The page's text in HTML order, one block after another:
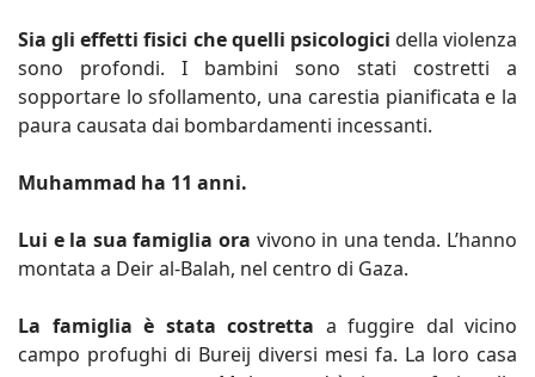
Sia gli effetti fisici che quelli psicologici della violenza
sono profondi. I bambini sono stati costretti a
sopportare lo sfollamento, una carestia pianificata e la
paura causata dai bombardamenti incessanti.
Muhammad ha 11 anni.
Lui e la sua famiglia ora vivono in una tenda. L’hanno
montata a Deir al-Balah, nel centro di Gaza.
La famiglia è stata costretta a fuggire dal vicino
campo profughi di Bureij diversi mesi fa. La loro casa